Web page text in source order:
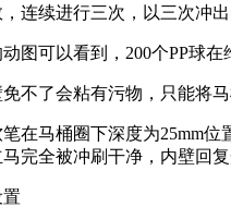
连续进行三次，以三次冲
可以看到，200个PP球在
了会粘有污物，只能将马
马桶圈下深度为25mm位置
完全被冲刷干净，内壁回